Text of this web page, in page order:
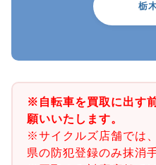
栃
※自転車を買取に出す
願いいたします。
※サイクルズ店舗では
県の防犯登録のみ抹消